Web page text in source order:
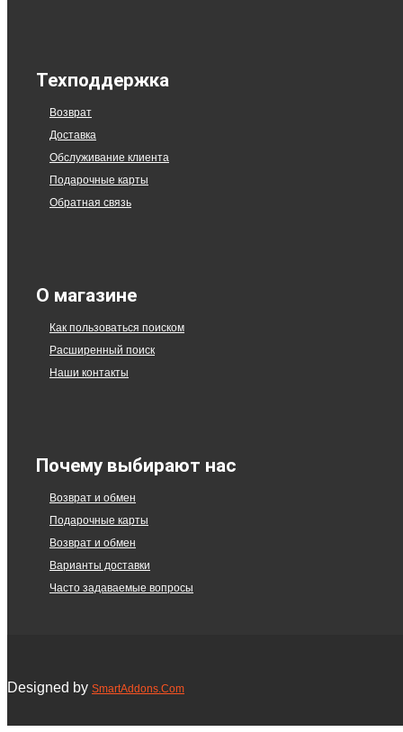
Техподдержка
Возврат
Доставка
Обслуживание клиента
Подарочные карты
Обратная связь
О магазине
Как пользоваться поиском
Расширенный поиск
Наши контакты
Почему выбирают нас
Возврат и обмен
Подарочные карты
Возврат и обмен
Варианты доставки
Часто задаваемые вопросы
Designed by SmartAddons.Com